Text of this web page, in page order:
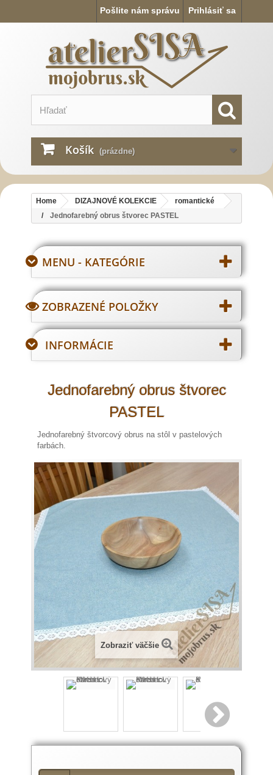
Prihlásiť sa
Pošlite nám správu
Košík (prázdne)
Home DIZAJNOVÉ KOLEKCIE
romantické
Jednofarebný obrus štvorec PASTEL
MENU - KATEGÓRIE
ZOBRAZENÉ POLOŽKY
INFORMÁCIE
Jednofarebný obrus štvorec
PASTEL
Jednofarebný štvorcový obrus na stôl v pastelových
farbách.
Zobraziť väčšie
produktu